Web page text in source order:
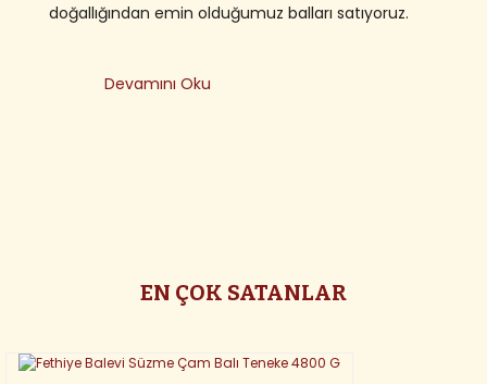
doğallığından emin olduğumuz balları satıyoruz.
Devamını Oku
EN ÇOK SATANLAR